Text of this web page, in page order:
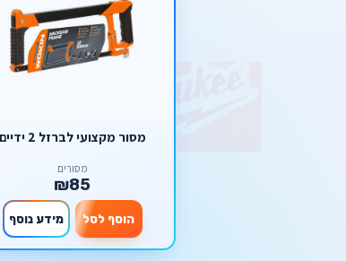
מסור מקצועי לברזל 2 ידיים
מסורים
₪85
הוסף לסל מידע נוסף